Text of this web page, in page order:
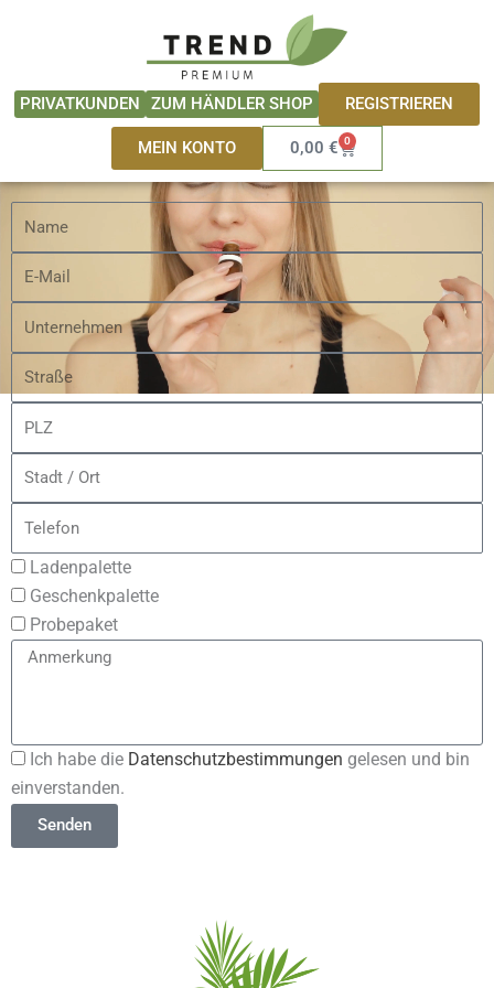
PRIVATKUNDEN ZUM HÄNDLER SHOP REGISTRIEREN
MEIN KONTO 0,00 € 0
Warenkorb
PROBE
SICHERN
Unternehmen
Straße
Stadt
Ort
Telefon
Probeartikel
Ladenpalette
Geschenkpalette
Probepaket
Anmerkung
Akzeptanz
Ich habe die Datenschutzbestimmungen gelesen und bin
einverstanden.
Senden